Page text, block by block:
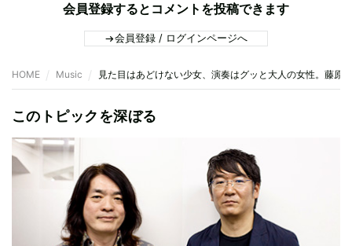
会員登録するとコメントを投稿できます
会員登録 / ログインページへ
HOME Music 見た目はあどけない少女、演奏はグッと大人の女性。藤原
このトピックを深ぼる